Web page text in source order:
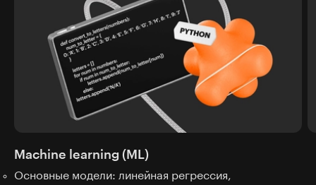
Machine learning (ML)
Основные модели: линейная регрессия,